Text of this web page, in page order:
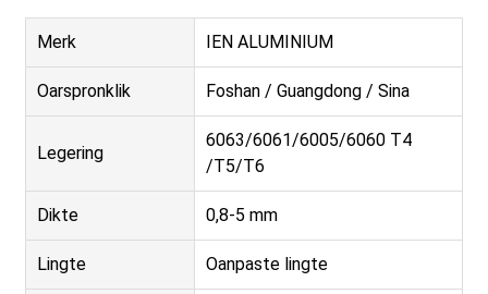
Merk IEN ALUMINIUM
Oarspronklik Foshan / Guangdong / Sina
Legering
6063/6061/6005/6060 T4
/T5/T6
Dikte 0,8-5 mm
Lingte Oanpaste lingte